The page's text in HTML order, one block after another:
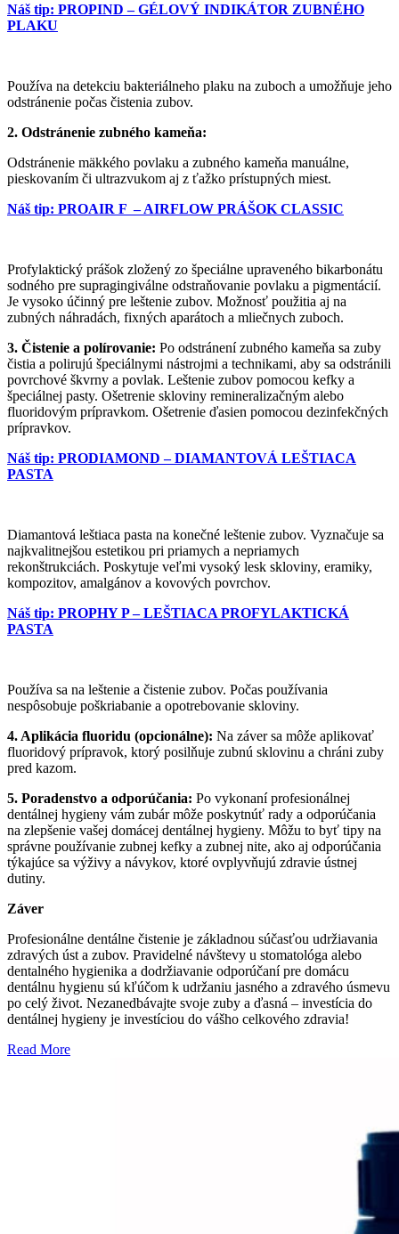
Náš tip: PROPIND – GÉLOVÝ INDIKÁTOR ZUBNÉHO
PLAKU
Používa na detekciu bakteriálneho plaku na zuboch a umožňuje jeho
odstránenie počas čistenia zubov.
2. Odstránenie zubného kameňa:
Odstránenie mäkkého povlaku a zubného kameňa manuálne,
pieskovaním či ultrazvukom aj z ťažko prístupných miest.
Náš tip: PROAIR F – AIRFLOW PRÁŠOK CLASSIC
Profylaktický prášok zložený zo špeciálne upraveného bikarbonátu
sodného pre supragingiválne odstraňovanie povlaku a pigmentácií.
Je vysoko účinný pre leštenie zubov. Možnosť použitia aj na
zubných náhradách, fixných aparátoch a mliečnych zuboch.
3. Čistenie a polírovanie: Po odstránení zubného kameňa sa zuby
čistia a polirujú špeciálnymi nástrojmi a technikami, aby sa odstránili
povrchové škvrny a povlak. Leštenie zubov pomocou kefky a
špeciálnej pasty. Ošetrenie skloviny remineralizačným alebo
fluoridovým prípravkom. Ošetrenie ďasien pomocou dezinfekčných
prípravkov.
Náš tip: PRODIAMOND – DIAMANTOVÁ LEŠTIACA
PASTA
Diamantová leštiaca pasta na konečné leštenie zubov. Vyznačuje sa
najkvalitnejšou estetikou pri priamych a nepriamych
rekonštrukciách. Poskytuje veľmi vysoký lesk skloviny, eramiky,
kompozitov, amalgánov a kovových povrchov.
Náš tip: PROPHY P – LEŠTIACA PROFYLAKTICKÁ
PASTA
Používa sa na leštenie a čistenie zubov. Počas používania
nespôsobuje poškriabanie a opotrebovanie skloviny.
4. Aplikácia fluoridu (opcionálne): Na záver sa môže aplikovať
fluoridový prípravok, ktorý posilňuje zubnú sklovinu a chráni zuby
pred kazom.
5. Poradenstvo a odporúčania: Po vykonaní profesionálnej
dentálnej hygieny vám zubár môže poskytnúť rady a odporúčania
na zlepšenie vašej domácej dentálnej hygieny. Môžu to byť tipy na
správne používanie zubnej kefky a zubnej nite, ako aj odporúčania
týkajúce sa výživy a návykov, ktoré ovplyvňujú zdravie ústnej
dutiny.
Záver
Profesionálne dentálne čistenie je základnou súčasťou udržiavania
zdravých úst a zubov. Pravidelné návštevy u stomatológa alebo
dentalného hygienika a dodržiavanie odporúčaní pre domácu
dentálnu hygienu sú kľúčom k udržaniu jasného a zdravého úsmevu
po celý život. Nezanedbávajte svoje zuby a ďasná – investícia do
dentálnej hygieny je investíciou do vášho celkového zdravia!
Read More